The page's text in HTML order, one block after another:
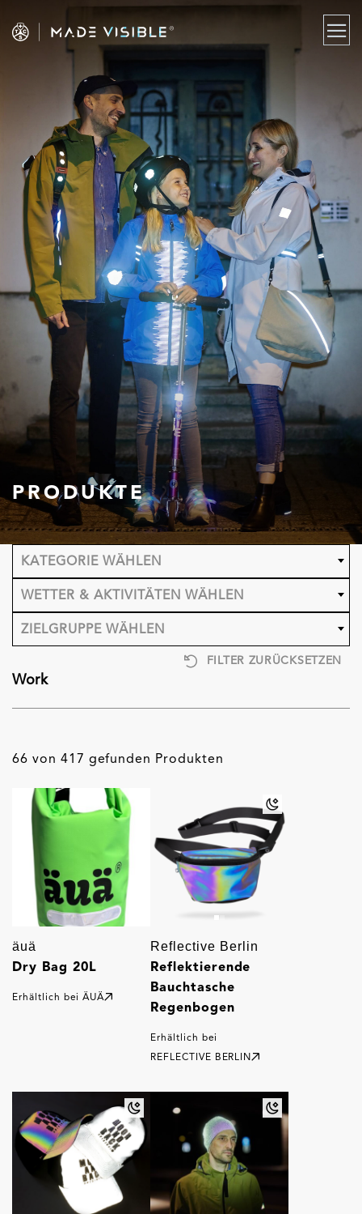
PRODUKTE
KATEGORIE WÄHLEN
WETTER & AKTIVITÄTEN WÄHLEN
ZIELGRUPPE WÄHLEN
FILTER ZURÜCKSETZEN
Work
66 von 417 gefunden Produkten
äuä
Dry Bag 20L
Erhältlich bei ÄUÄ
Reflective Berlin
Reflektierende
Bauchtasche
Regenbogen
Erhältlich bei
REFLECTIVE BERLIN